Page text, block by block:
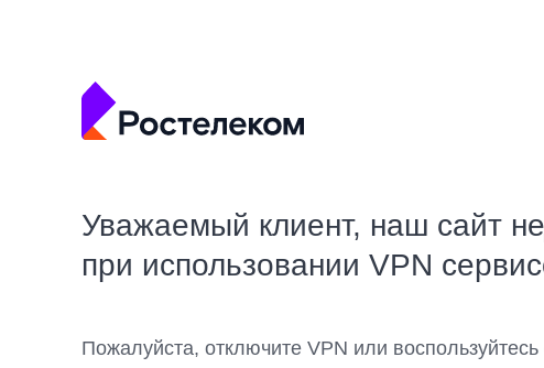
Уважаемый клиент, наш сайт
при использовании VPN
Пожалуйста, отключите VPN или